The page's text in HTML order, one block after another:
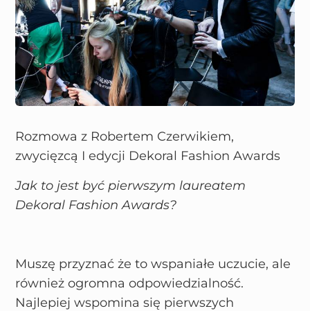
Rozmowa z Robertem Czerwikiem,
zwycięzcą I edycji Dekoral Fashion Awards
Jak to jest być pierwszym laureatem
Dekoral Fashion Awards?
Muszę przyznać że to wspaniałe uczucie, ale
również ogromna odpowiedzialność.
Najlepiej wspomina się pierwszych